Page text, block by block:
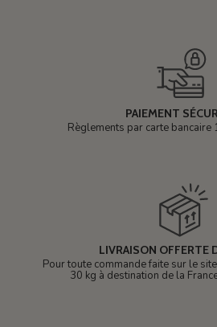
PAIEMENT
Règlements par carte bancaire
LIVRAISON OFFERTE
Pour toute commande faite sur le
30 kg à destination de la